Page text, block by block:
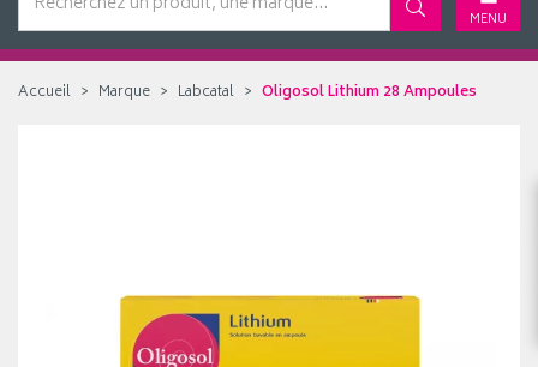
MENU
Accueil Marque Labcatal Oligosol Lithium 28 Ampoules